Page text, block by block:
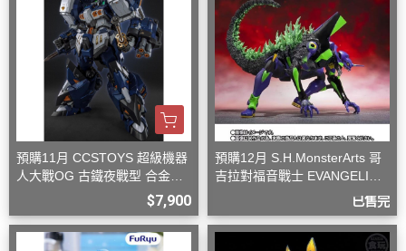
預購11月 CCSTOYS 超級機器
人大戰OG 古鐵夜戰型 合金可
$7,900
預購12月 S.H.MonsterArts 哥
吉拉對福音戰士 EVANGELION
已售完